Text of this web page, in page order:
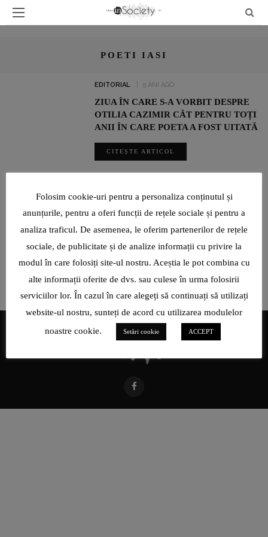
POETI IASI
EDITORIAL 5 ANI AGO
ZIUA ÎN CARE S-A VORBIT DESPRE
OTILIA CAZIMIR CÂT PENTRU TOȚI
ANII ÎN CARE POETA A FOST UITATĂ
CITEȘTE ARTICOL
ADRIAN ȘOVEA FACE BINE PRIN SPORT: ALEARGĂ PENTRU
CAUZE SOCIALE ȘI PENTRU A ÎMPLINI VISURILE ALTORA
Folosim cookie-uri pentru a personaliza conținutul și
anunțurile, pentru a oferi funcții de rețele sociale și pentru a
analiza traficul. De asemenea, le oferim partenerilor de rețele
sociale, de publicitate și de analize informații cu privire la
modul în care folosiți site-ul nostru. Aceștia le pot combina cu
alte informații oferite de dvs. sau culese în urma folosirii
serviciilor lor. În cazul în care alegeți să continuați să utilizați
website-ul nostru, sunteți de acord cu utilizarea modulelor
noastre cookie.
Setări cookie ACCEPT